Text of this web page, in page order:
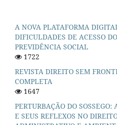
A NOVA PLATAFORMA
DIFICULDADES DE ACESSO
PREVIDÊNCIA SOCIAL
1722
REVISTA DIREITO SEM
COMPLETA
1647
PERTURBAÇÃO DO
E SEUS REFLEXOS NO